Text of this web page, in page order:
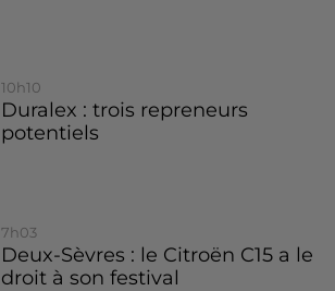
10h10
Duralex : trois repreneurs
potentiels
7h03
Deux-Sèvres : le Citroën C15 a le
droit à son festival